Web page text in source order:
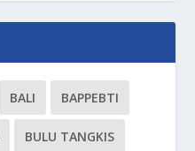
BALI BAPPEBTI
BULU TANGKIS